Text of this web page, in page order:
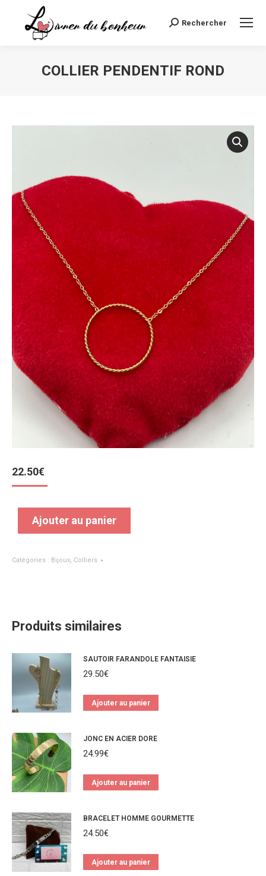
Recherche
Rechercher
COLLIER PENDENTIF ROND
22.50€
Ajouter au panier
Catégories : Bijoux, Colliers
Produits similaires
SAUTOIR FARANDOLE FANTAISIE
29.50€
Ajouter au panier
JONC EN ACIER DORE
24.99€
Ajouter au panier
BRACELET HOMME GOURMETTE
24.50€
Ajouter au panier